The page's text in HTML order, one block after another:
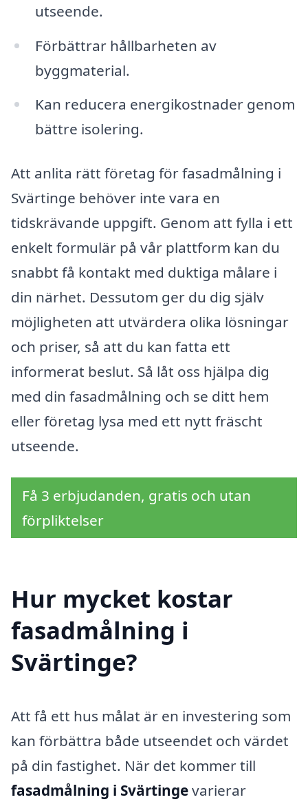
utseende.
Förbättrar hållbarheten av
byggmaterial.
Kan reducera energikostnader genom
bättre isolering.
Att anlita rätt företag för fasadmålning i
Svärtinge behöver inte vara en
tidskrävande uppgift. Genom att fylla i ett
enkelt formulär på vår plattform kan du
snabbt få kontakt med duktiga målare i
din närhet. Dessutom ger du dig själv
möjligheten att utvärdera olika lösningar
och priser, så att du kan fatta ett
informerat beslut. Så låt oss hjälpa dig
med din fasadmålning och se ditt hem
eller företag lysa med ett nytt fräscht
utseende.
Få 3 erbjudanden, gratis och utan
förpliktelser
Hur mycket kostar
fasadmålning i
Svärtinge?
Att få ett hus målat är en investering som
kan förbättra både utseendet och värdet
på din fastighet. När det kommer till
fasadmålning i Svärtingevarierar